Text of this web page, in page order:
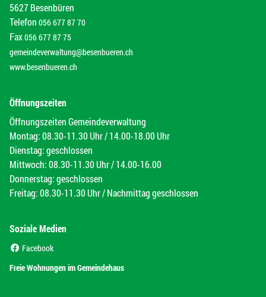
5627 Besenbüren
Telefon 056 677 87 70
Fax056 677 87 75
gemeindeverwaltung@besenbueren.ch
www.besenbueren.ch
Öffnungszeiten
Öffnungszeiten Gemeindeverwaltung
Montag: 08.30-11.30 Uhr / 14.00-18.00 Uhr
Dienstag: geschlossen
Mittwoch: 08.30-11.30 Uhr / 14.00-16.00
Donnerstag: geschlossen
Freitag: 08.30-11.30 Uhr / Nachmittag geschlossen
Soziale Medien
Facebook
Freie Wohnungen im Gemeindehaus